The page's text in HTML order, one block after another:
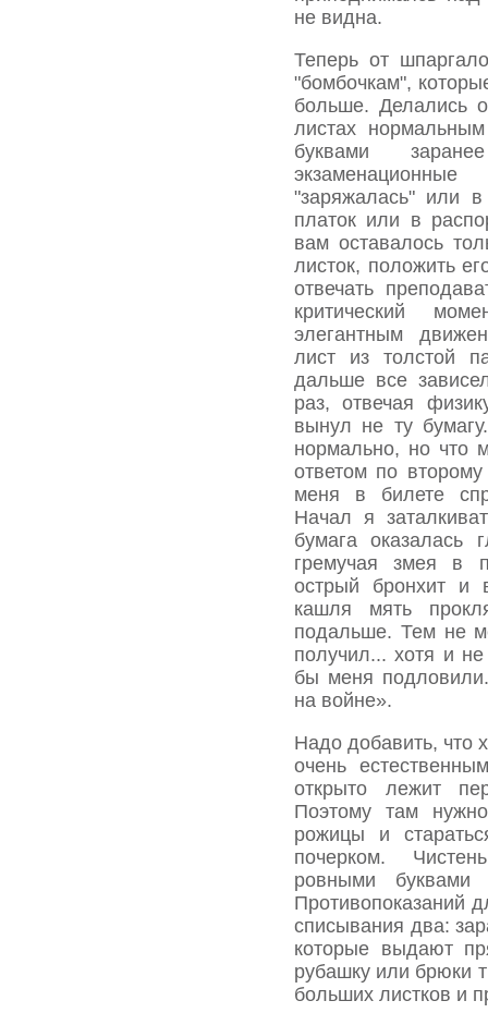
не видна.
Теперь от
"бомбочкам",
больше. Делались
листах
буквами
"заряжалась" или
платок или в
вам оставалось
листок, положить
отвечать
критический
элегантным
лист из толстой
дальше все
раз, отвечая
вынул не ту
нормально, но что
ответом по
меня в билете
Начал я
бумага
грему­чая змея в
острый бронхит и
кашля мять
подальше. Тем не
получил... хотя и
бы меня
на войне».
Надо добавить, что
очень
открыто лежит
Поэтому там
рожицы и
почерком.
ровными буквами
Противопоказаний
списывания два:
которые выдают
рубашку или брюки
больших листков и